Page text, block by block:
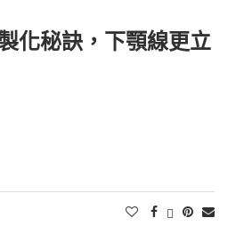
化秘訣，下顎線更立